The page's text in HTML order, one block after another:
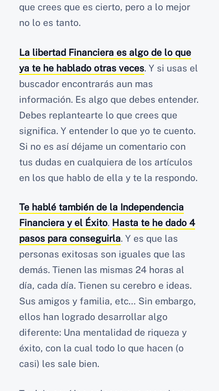
que crees que es cierto, pero a lo mejor
no lo es tanto.
La libertad Financiera es algo de lo que
ya te he hablado otras veces. Y si usas el
buscador encontrarás aun mas
información. Es algo que debes entender.
Debes replantearte lo que crees que
significa. Y entender lo que yo te cuento.
Si no es así déjame un comentario con
tus dudas en cualquiera de los artículos
en los que hablo de ella y te la respondo.
Te hablé también de la Independencia
Financiera y el Éxito. Hasta te he dado 4
pasos para conseguirla. Y es que las
personas exitosas son iguales que las
demás. Tienen las mismas 24 horas al
día, cada día. Tienen su cerebro e ideas.
Sus amigos y familia, etc… Sin embargo,
ellos han logrado desarrollar algo
diferente: Una mentalidad de riqueza y
éxito, con la cual todo lo que hacen (o
casi) les sale bien.